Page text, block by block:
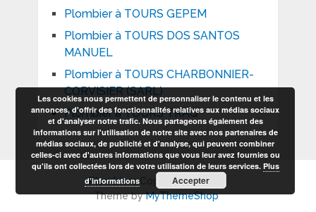
Plombier à TOURS GEPEM
Plombier à TOURS DOS SANTOS
MANUEL
Plombier à TOURS CHARBONNIER-
CORVISIER (SARL)
Plombier à TOURS TRAQ
PlombiersCopyright © 2026.
Theme byMyThemeShop
Les cookies nous permettent de personnaliser le contenu et les
annonces, d'offrir des fonctionnalités relatives aux médias sociaux
et d'analyser notre trafic. Nous partageons également des
informations sur l'utilisation de notre site avec nos partenaires de
médias sociaux, de publicité et d'analyse, qui peuvent combiner
celles-ci avec d'autres informations que vous leur avez fournies ou
qu'ils ont collectées lors de votre utilisation de leurs services. Plus
d’informations
Accepter